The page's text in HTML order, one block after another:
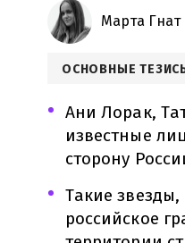
Марта Гнат
ОСНОВНЫЕ
Ани Лорак,
известные
сторону
Такие
российское